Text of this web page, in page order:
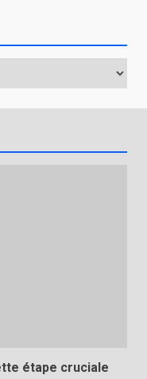
étape cruciale